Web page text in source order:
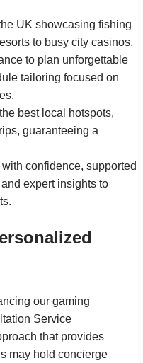
UK showcasing fishing
to busy city casinos.
to plan unforgettable
tailoring focused on
best local hotspots,
guaranteeing a
confidence, supported
expert insights to
our gaming
Service
that provides
may hold concierge